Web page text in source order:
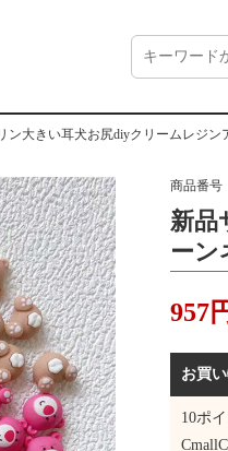
大きい耳犬お尻diyクリームレジン
商品番号
新品
ーン
サリ
957
お買
10ポイ